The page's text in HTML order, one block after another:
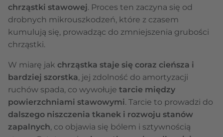
chrząstki stawowej. Proces ten zaczyna się od
drobnych mikrouszkodzeń, które z czasem
kumulują się, prowadząc do zmniejszenia grubości
chrząstki.
W miarę jak chrząstka staje się coraz cieńsza i
bardziej szorstka, jej zdolność do amortyzacji
ruchów spada, co wywołuje tarcie między
powierzchniami stawowymi. Tarcie to prowadzi do
dalszego niszczenia tkanek i rozwoju stanów
zapalnych, co objawia się bólem i sztywnością